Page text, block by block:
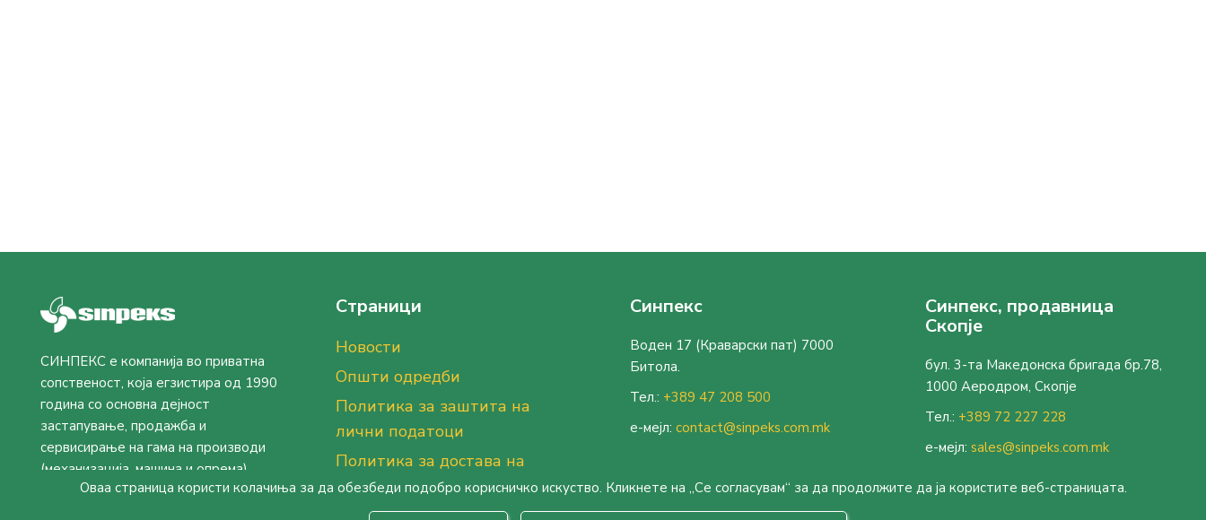
Оваа страница користи колачиња за да обезбеди подобро корисничко искуство. Кликнете на „Се согласувам“ за да продолжите да ја користите веб-страницата.
СИНПЕКС е компанија во приватна
сопственост, која егзистира од 1990
година со основна дејност
застапување, продажба и
сервисирање на гама на производи
(механизација, машина и опрема)
наменети за земјоделстството,
Страници
Новости
Општи одредби
Политика за заштита на
лични податоци
Политика за достава на
производи
Политика за поврат на
Синпекс
Воден 17 (Краварски пат) 7000
Битола.
Тел.: +389 47 208 500
е-мејл: contact@sinpeks.com.mk
Синпекс, продавница
Скопје
бул. 3-та Македонска бригада бр.78,
1000 Аеродром, Скопје
Тел.: +389 72 227 228
е-мејл: sales@sinpeks.com.mk